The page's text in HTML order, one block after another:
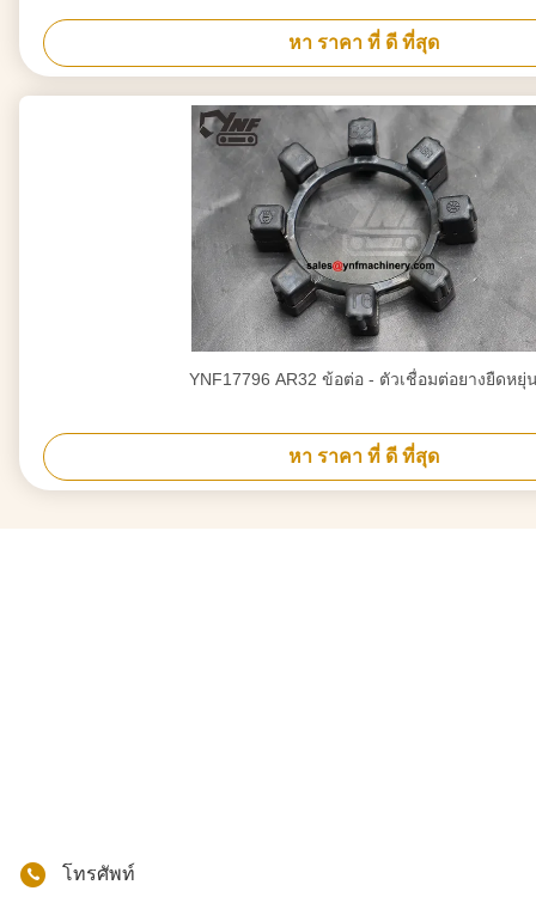
หา ราคา ที่ ดี ที่สุด
YNF17796 AR32 ข้อต่อ - ตัวเชื่อมต่อยางยืดหยุ่
หา ราคา ที่ ดี ที่สุด
โทรศัพท์